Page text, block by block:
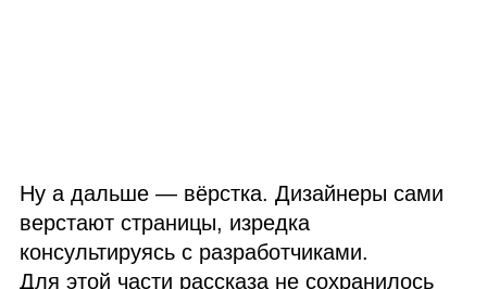
Ну а дальше — вёрстка. Дизайнеры сами
верстают страницы, изредка
консультируясь с разработчиками.
Для этой части рассказа не сохранилось